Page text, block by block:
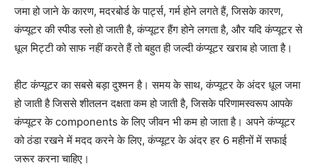
जमा हो जाने के कारण, मदरबोर्ड के पार्ट्स, गर्म होने लगते हैं, जिसके कारण,
कंप्यूटर की स्पीड स्लो हो जाती है, कंप्यूटर हैंग होने लगता है, और यदि कंप्यूटर से
धूल मिट्टी को साफ नहीं करते हैं तो बहुत ही जल्दी कंप्यूटर खराब हो जाता है।
हीट कंप्यूटर का सबसे बड़ा दुश्मन है। समय के साथ, कंप्यूटर के अंदर धूल जमा
हो जाती है जिससे शीतलन दक्षता कम हो जाती है, जिसके परिणामस्वरूप आपके
कंप्यूटर के components के लिए जीवन भी कम हो जाता है। अपने कंप्यूटर
को ठंडा रखने में मदद करने के लिए, कंप्यूटर के अंदर हर 6 महीनों में सफाई
जरूर करना चाहिए।